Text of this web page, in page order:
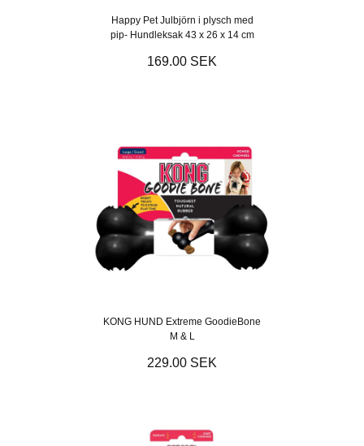
Happy Pet Julbjörn i plysch med
pip- Hundleksak 43 x 26 x 14 cm
169.00 SEK
KONG HUND Extreme GoodieBone
M & L
229.00 SEK